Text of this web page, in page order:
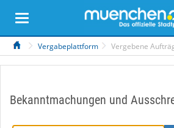
Vergabeplattform Vergebene
Bekanntmachungen und